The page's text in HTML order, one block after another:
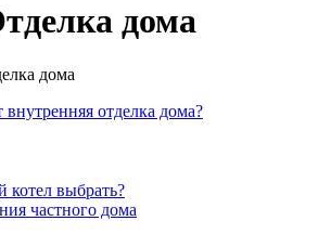
дома
внутренняя отделка дома?
котел выбрать?
частного дома